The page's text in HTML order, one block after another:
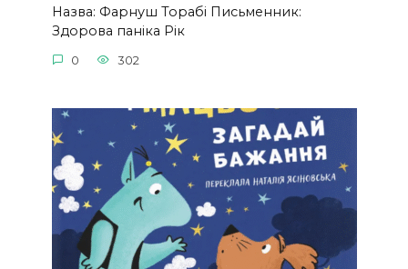
Назва: Фарнуш Торабі Письменник:
Здорова паніка Рік
0 302